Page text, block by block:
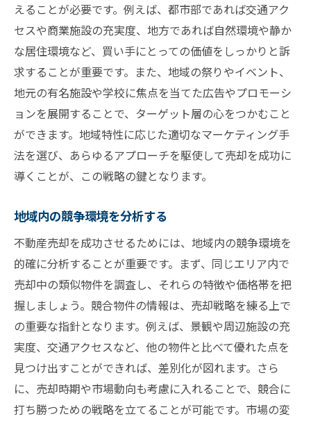
えることが必要です。例えば、都市部であれば交通アク
セスや商業施設の充実度、地方であれば自然環境や静か
な居住環境など、買い手にとっての価値をしっかりと訴
求することが重要です。また、地域の祭りやイベント、
地元の有名施設や学校に焦点を当てた広告やプロモーシ
ョンを展開することで、ターゲット層の心をつかむこと
ができます。地域特性に応じた適切なマーケティング手
法を選び、あらゆるアプローチを駆使して売却を成功に
導くことが、この戦略の鍵となります。
地域内の競争環境を分析する
不動産売却を成功させるためには、地域内の競争環境を
的確に分析することが重要です。まず、同じエリア内で
売却中の類似物件を調査し、それらの特徴や価格帯を把
握しましょう。競合物件の情報は、売却戦略を練る上で
の重要な指針となります。例えば、景観や周辺施設の充
実度、交通アクセスなど、他の物件と比べて優れた点を
見つけ出すことができれば、差別化が図れます。さら
に、売却時期や市場動向も考慮に入れることで、競合に
打ち勝つための戦略を立てることが可能です。市場の変